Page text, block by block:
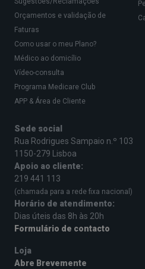
Orçamentos e validação de
Faturas
Como usar o meu Plano?
Médico ao domicílio
Vídeo-consulta
Programa Medicare Club
APP & Área de Cliente
Sede social
Rua Rodrigues Sampaio n.º 103
1150-279 Lisboa
Apoio ao cliente:
219 441 113
(chamada para a rede fixa nacional)
Horário de atendimento:
Dias úteis das 8h às 20h
Formulário de contacto
Loja
Abre Brevemente